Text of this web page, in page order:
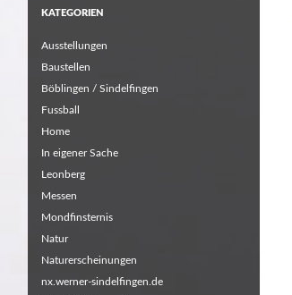
KATEGORIEN
Ausstellungen
Baustellen
Böblingen / Sindelfingen
Fussball
Home
In eigener Sache
Leonberg
Messen
Mondfinsternis
Natur
Naturerscheinungen
nx.werner-sindelfingen.de